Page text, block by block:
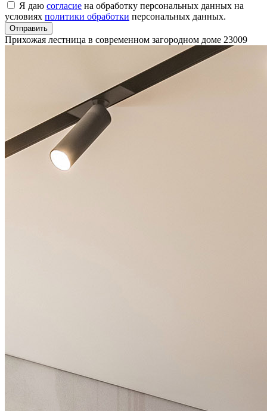
Я даю согласие на обработку персональных данных на
условиях политики обработки персональных данных.
Отправить
Прихожая лестница в современном загородном доме 23009